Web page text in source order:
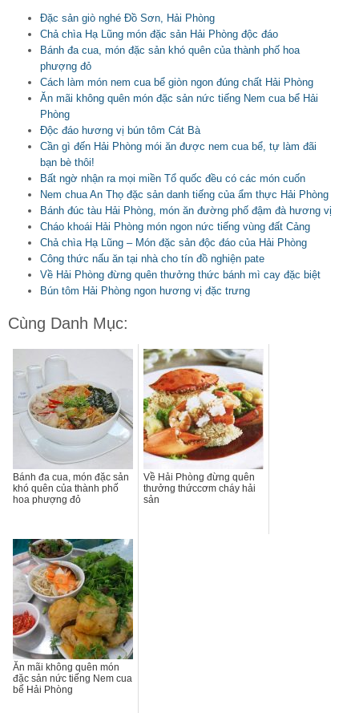
Đặc sản giò nghé Đồ Sơn, Hải Phòng
Chả chìa Hạ Lũng món đặc sản Hải Phòng độc đáo
Bánh đa cua, món đặc sản khó quên của thành phố hoa
phượng đỏ
Cách làm món nem cua bể giòn ngon đúng chất Hải Phòng
Ăn mãi không quên món đặc sản nức tiếng Nem cua bể Hải
Phòng
Độc đáo hương vị bún tôm Cát Bà
Cần gì đến Hải Phòng mói ăn được nem cua bể, tự làm đãi
bạn bè thôi!
Bất ngờ nhận ra mọi miền Tổ quốc đều có các món cuốn
Nem chua An Thọ đặc sản danh tiếng của ẩm thực Hải Phòng
Bánh đúc tàu Hải Phòng, món ăn đường phố đậm đà hương vị
Cháo khoái Hải Phòng món ngon nức tiếng vùng đất Cảng
Chả chìa Hạ Lũng – Món đặc sản độc đáo của Hải Phòng
Công thức nấu ăn tại nhà cho tín đồ nghiện pate
Về Hải Phòng đừng quên thưởng thức bánh mì cay đặc biệt
Bún tôm Hải Phòng ngon hương vị đặc trưng
Cùng Danh Mục:
Bánh đa cua, món đặc sản
khó quên của thành phố
hoa phượng đỏ
Về Hải Phòng đừng quên
thưởng thứccơm cháy hải
sản
Ăn mãi không quên món
đặc sản nức tiếng Nem cua
bể Hải Phòng